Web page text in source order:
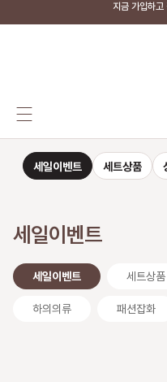
지금 가입하고
세일이벤트 세트상품
세일이벤트
세일이벤트 세트상품
하의의류 패션잡화